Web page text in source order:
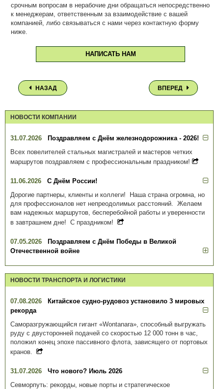
срочным вопросам в нерабочие дни обращаться непосредственно
к менеджерам, ответственным за взаимодействие с вашей
компанией, либо связываться с нами через контактную форму
ниже.
НАПИСАТЬ НАМ
НАЗАД ВПЕРЕД
НОВОСТИ КОМПАНИИ
31.07.2026
Поздравляем с Днём железнодорожника - 2026!
Всех повелителей стальных магистралей и мастеров четких
маршрутов поздравляем с профессиональным праздником!
11.06.2026
С Днём России!
Дорогие партнеры, клиенты и коллеги! Наша страна огромна, но
для профессионалов нет непреодолимых расстояний. Желаем
вам надежных маршрутов, бесперебойной работы и уверенности
в завтрашнем дне! С праздником!
07.05.2026
Поздравляем с Днём Победы в Великой
Отечественной войне
НОВОСТИ ТРАНСПОРТА И ЛОГИСТИКИ
07.08.2026
Китайское судно-рудовоз установило 3 мировых
рекорда
Саморазгружающийся гигант «Wontanara», способный выгружать
руду с двусторонней подачей со скоростью 12 000 тонн в час,
положил конец эпохе пассивного флота, зависящего от портовых
кранов.
31.07.2026
Что нового? Июль 2026
Севморпуть: рекорды, новые порты и стратегическое